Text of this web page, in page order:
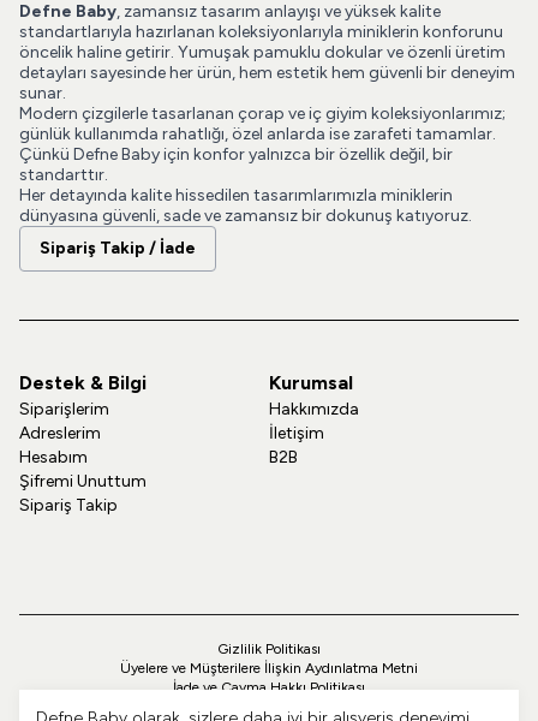
Defne Baby, zamansız tasarım anlayışı ve yüksek kalite
standartlarıyla hazırlanan koleksiyonlarıyla miniklerin konforunu
öncelik haline getirir. Yumuşak pamuklu dokular ve özenli üretim
detayları sayesinde her ürün, hem estetik hem güvenli bir deneyim
sunar.
Modern çizgilerle tasarlanan çorap ve iç giyim koleksiyonlarımız;
günlük kullanımda rahatlığı, özel anlarda ise zarafeti tamamlar.
Çünkü Defne Baby için konfor yalnızca bir özellik değil, bir
standarttır.
Her detayında kalite hissedilen tasarımlarımızla miniklerin
dünyasına güvenli, sade ve zamansız bir dokunuş katıyoruz.
Sipariş Takip / İade
Destek & Bilgi
Siparişlerim
Adreslerim
Hesabım
Şifremi Unuttum
Sipariş Takip
Kurumsal
Hakkımızda
İletişim
B2B
Gizlilik Politikası
Üyelere ve Müşterilere İlişkin Aydınlatma Metni
İade ve Cayma Hakkı Politikası